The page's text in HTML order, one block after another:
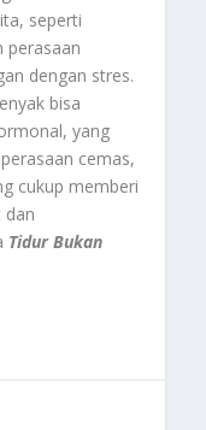
seperti
perasaan
dengan stres.
bisa
yang
cemas,
cukup memberi
dan
Tidur Bukan